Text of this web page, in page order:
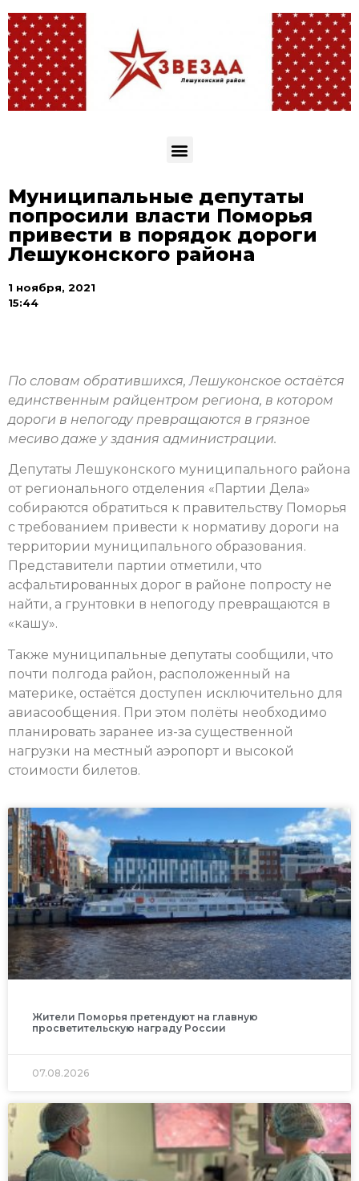
Муниципальные депутаты
попросили власти Поморья
привести в порядок дороги
Лешуконского района
1 ноября, 2021
15:44
По словам обратившихся, Лешуконское остаётся
единственным райцентром региона, в котором
дороги в непогоду превращаются в грязное
месиво даже у здания администрации.
Депутаты Лешуконского муниципального района
от регионального отделения «Партии Дела»
собираются обратиться к правительству Поморья
с требованием привести к нормативу дороги на
территории муниципального образования.
Представители партии отметили, что
асфальтированных дорог в районе попросту не
найти, а грунтовки в непогоду превращаются в
«кашу».
Также муниципальные депутаты сообщили, что
почти полгода район, расположенный на
материке, остаётся доступен исключительно для
авиасообщения. При этом полёты необходимо
планировать заранее из-за существенной
нагрузки на местный аэропорт и высокой
стоимости билетов.
Жители Поморья претендуют на главную
просветительскую награду России
07.08.2026